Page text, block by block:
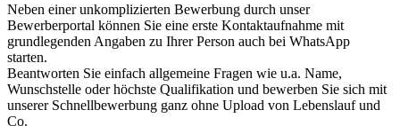
Neben einer unkomplizierten Bewerbung durch unser
Bewerberportal können Sie eine erste Kontaktaufnahme mit
grundlegenden Angaben zu Ihrer Person auch bei WhatsApp
starten.
Beantworten Sie einfach allgemeine Fragen wie u.a. Name,
Wunschstelle oder höchste Qualifikation und bewerben Sie sich mit
unserer Schnellbewerbung ganz ohne Upload von Lebenslauf und
Co.